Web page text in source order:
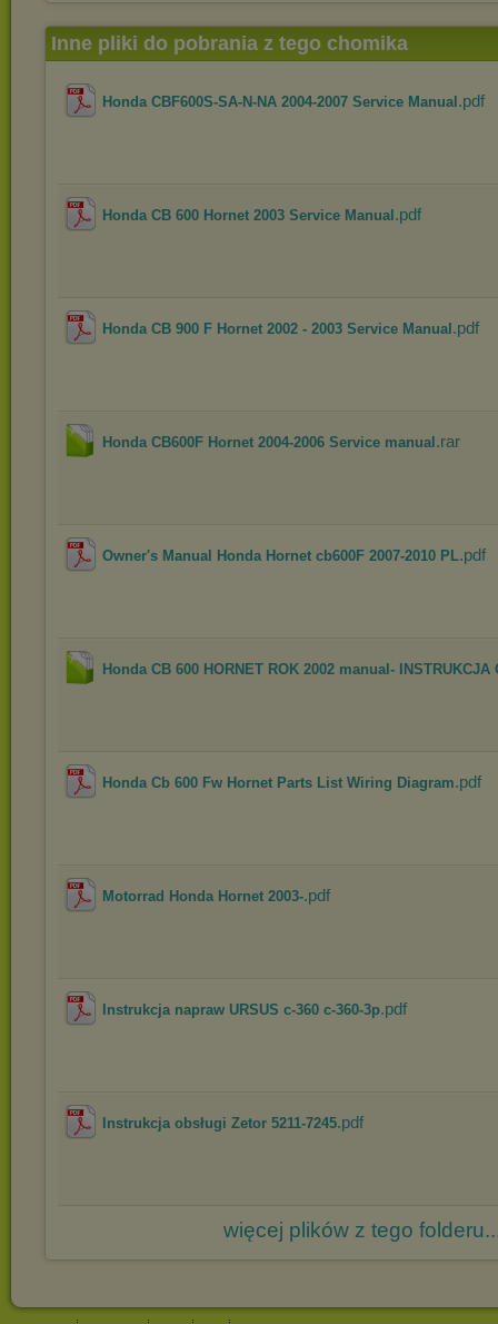
Inne pliki do pobrania z tego chomika
Honda CBF600S-SA-N-NA 2004-2007 Service Manual .pdf
Honda CB 600 Hornet 2003 Service Manual .pdf
Honda CB 900 F Hornet 2002 - 2003 Service Manual .pdf
Honda CB600F Hornet 2004-2006 Service manual .rar
Owner's Manual Honda Hornet cb600F 2007-2010 PL.pdf
Honda CB 600 HORNET ROK 2002 manual- INSTRUKCJA
Honda Cb 600 Fw Hornet Parts List Wiring Diagram.pdf
Motorrad Honda Hornet 2003-.pdf
Instrukcja napraw URSUS c-360 c-360-3p.pdf
Instrukcja obsługi Zetor 5211-7245.pdf
więcej plików z tego